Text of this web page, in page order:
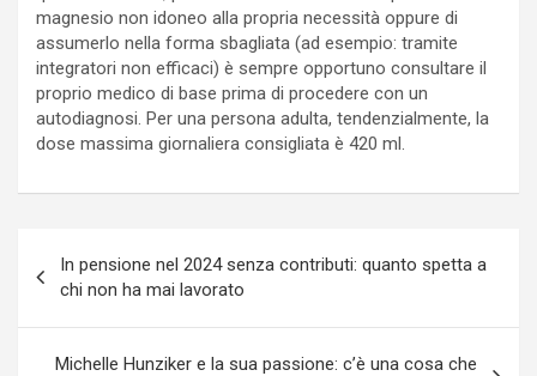
magnesio non idoneo alla propria necessità oppure di
assumerlo nella forma sbagliata (ad esempio: tramite
integratori non efficaci) è sempre opportuno consultare il
proprio medico di base prima di procedere con un
autodiagnosi. Per una persona adulta, tendenzialmente, la
dose massima giornaliera consigliata è 420 ml.
articoli
In pensione nel 2024 senza contributi: quanto spetta a
chi non ha mai lavorato
Michelle Hunziker e la sua passione: c’è una cosa che